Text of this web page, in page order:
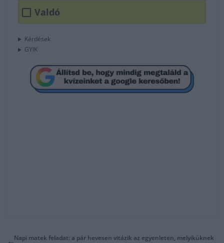
Valdó
Kérdések
GYIK
Napi matek feladat: a pár hevesen vitázik az egyenleten, melyiküknek